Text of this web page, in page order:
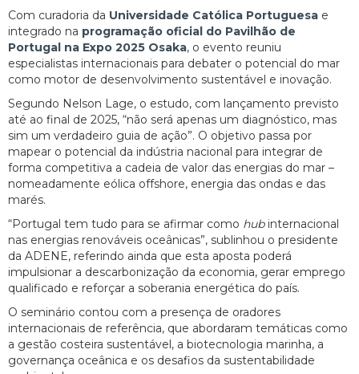
Com curadoria da Universidade Católica Portuguesa e
integrado na programação oficial do Pavilhão de
Portugal na Expo 2025 Osaka, o evento reuniu
especialistas internacionais para debater o potencial do mar
como motor de desenvolvimento sustentável e inovação.
Segundo Nelson Lage, o estudo, com lançamento previsto
até ao final de 2025, “não será apenas um diagnóstico, mas
sim um verdadeiro guia de ação”. O objetivo passa por
mapear o potencial da indústria nacional para integrar de
forma competitiva a cadeia de valor das energias do mar –
nomeadamente eólica offshore, energia das ondas e das
marés.
“Portugal tem tudo para se afirmar como hub internacional
nas energias renováveis oceânicas”, sublinhou o presidente
da ADENE, referindo ainda que esta aposta poderá
impulsionar a descarbonização da economia, gerar emprego
qualificado e reforçar a soberania energética do país.
O seminário contou com a presença de oradores
internacionais de referência, que abordaram temáticas como
a gestão costeira sustentável, a biotecnologia marinha, a
governança oceânica e os desafios da sustentabilidade